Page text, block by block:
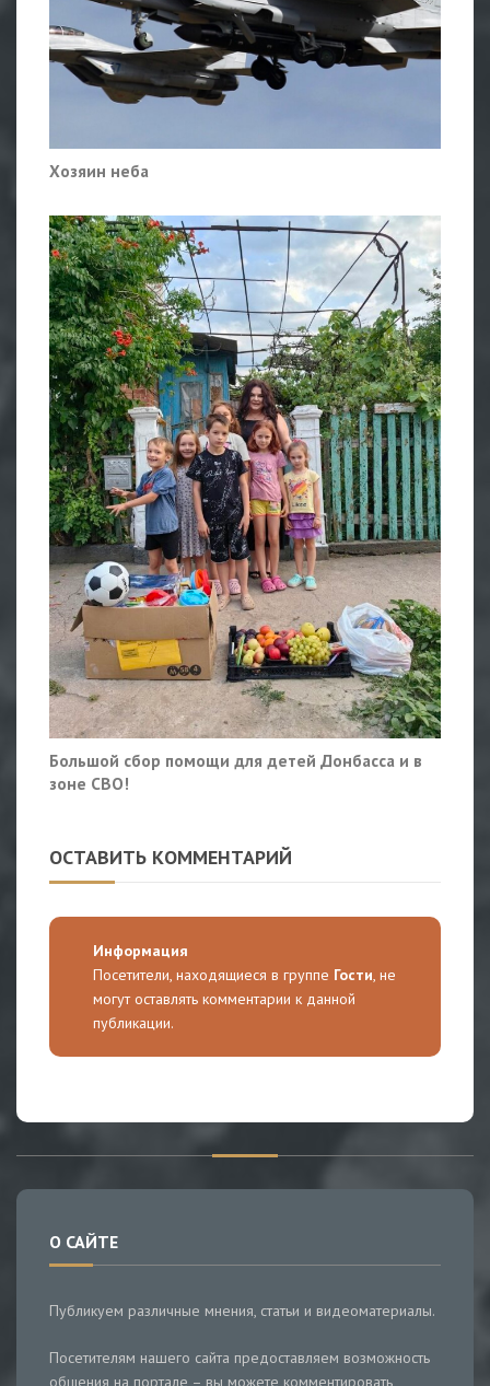
Хозяин неба
Большой сбор помощи для детей Донбасса и в
зоне СВО!
ОСТАВИТЬ КОММЕНТАРИЙ
Информация
Посетители, находящиеся в группе Гости , не
могут оставлять комментарии к данной
публикации.
О САЙТЕ
Публикуем различные мнения, статьи и видеоматериалы.
Посетителям нашего сайта предоставляем возможность
общения на портале – вы можете комментировать